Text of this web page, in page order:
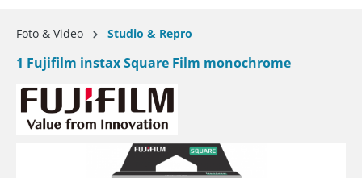
Foto & Video Studio & Repro
1 Fujifilm instax Square Film monochrome
Bildergalerie überspringen